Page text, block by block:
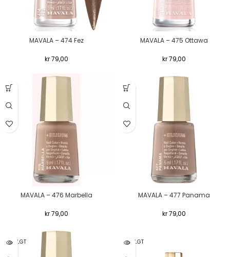
MAVALA – 474 Fez
kr79,00
MAVALA – 475 Ottawa
kr79,00
MAVALA – 476 Marbella
kr79,00
MAVALA – 477 Panama
kr79,00
UTSOLGT UTSOLGT